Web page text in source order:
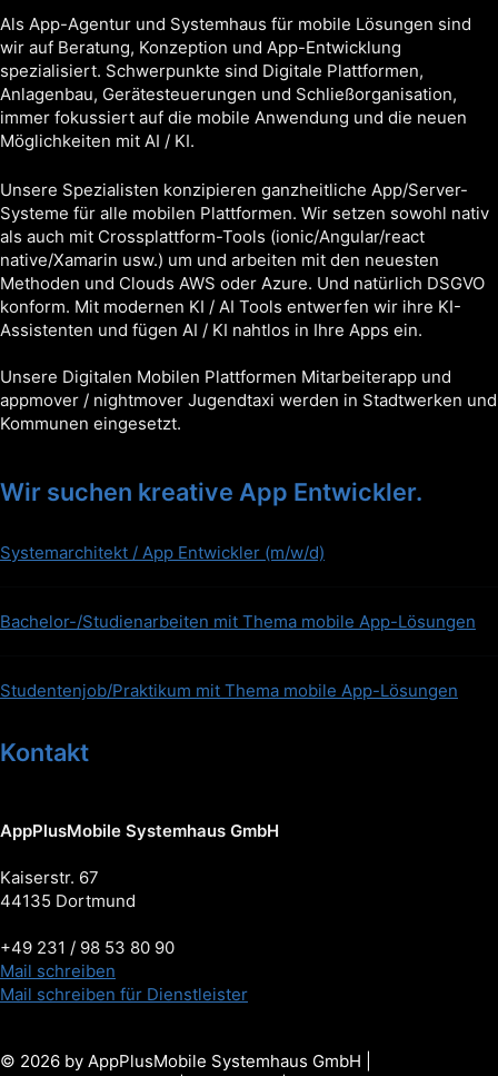
Als App-Agentur und Systemhaus für mobile Lösungen sind
wir auf Beratung, Konzeption und App-Entwicklung
spezialisiert. Schwerpunkte sind Digitale Plattformen,
Anlagenbau, Gerätesteuerungen und Schließorganisation,
immer fokussiert auf die mobile Anwendung und die neuen
Möglichkeiten mit AI / KI.
Unsere Spezialisten konzipieren ganzheitliche App/Server-
Systeme für alle mobilen Plattformen. Wir setzen sowohl nativ
als auch mit Crossplattform-Tools (ionic/Angular/react
native/Xamarin usw.) um und arbeiten mit den neuesten
Methoden und Clouds AWS oder Azure. Und natürlich DSGVO
konform. Mit modernen KI / AI Tools entwerfen wir ihre KI-
Assistenten und fügen AI / KI nahtlos in Ihre Apps ein.
Unsere Digitalen Mobilen Plattformen Mitarbeiterapp und
appmover / nightmover Jugendtaxi werden in Stadtwerken und
Kommunen eingesetzt.
Wir suchen kreative App Entwickler.
Systemarchitekt / App Entwickler (m/w/d)
Bachelor-/Studienarbeiten mit Thema mobile App-Lösungen
Studentenjob/Praktikum mit Thema mobile App-Lösungen
Kontakt
AppPlusMobile Systemhaus GmbH
Kaiserstr. 67
44135 Dortmund
+49 231 / 98 53 80 90
Mail schreiben
Mail schreiben für Dienstleister
© 2026 by AppPlusMobile Systemhaus GmbH |